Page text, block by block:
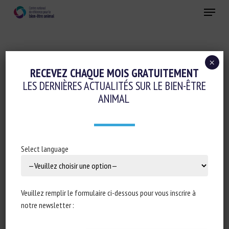
Menu
Réglementation
BUDGET 2023 : ADOPTION SURPRISE EN
CIBLANT LES ASSOCIATIONS DE
6 octobre 2022
RECEVEZ CHAQUE MOIS GRATUITEMENT
LES DERNIÈRES ACTUALITÉS SUR LE BIEN-ÊTRE
ANIMAL
Select language
Veuillez remplir le formulaire ci-dessous pour vous inscrire à
notre newsletter :
×